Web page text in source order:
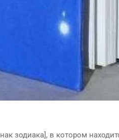
зодиака], в котором